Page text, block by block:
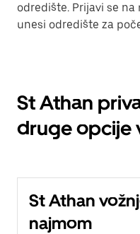
odredište. Prijavi se
unesi odredište za
St Athan
druge opcije
St Athan
najmom